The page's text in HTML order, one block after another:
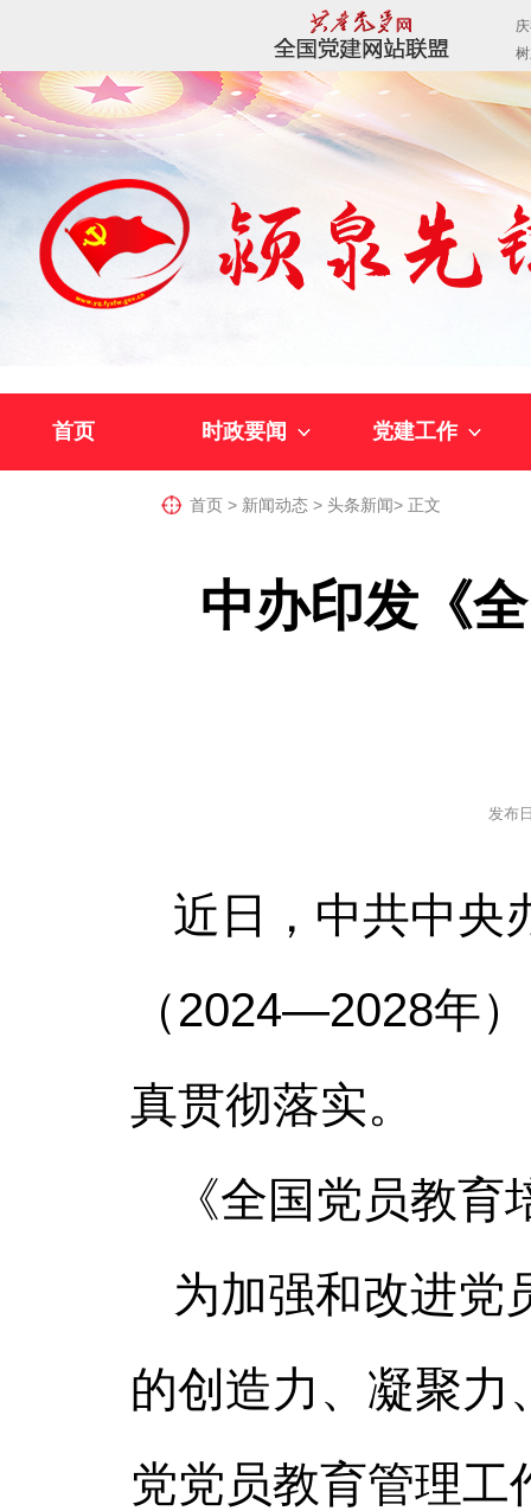
首页 时政要闻 党建工作
首页 > 新闻动态 > 头条新闻> 正文
中办印发《
发布
近日，中共中央
（2024—2028年
真贯彻落实。
《全国党员教
为加强和改进党
的创造力、凝聚力
党党员教育管理工